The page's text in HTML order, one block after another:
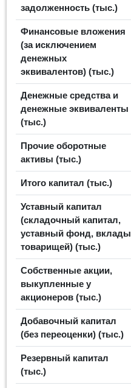
задолженность (тыс.)
Финансовые вложения
(за исключением
денежных
эквивалентов) (тыс.)
Денежные средства и
денежные эквиваленты
(тыс.)
Прочие оборотные
активы (тыс.)
Итого капитал (тыс.)
Уставный капитал
(складочный капитал,
уставный фонд, вклады
товарищей) (тыс.)
Собственные акции,
выкупленные у
акционеров (тыс.)
Добавочный капитал
(без переоценки) (тыс.)
Резервный капитал
(тыс.)